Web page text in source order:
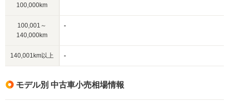
100,000km
100,001～
140,000km
-
140,001km以上 -
モデル別 中古車小売相場情報